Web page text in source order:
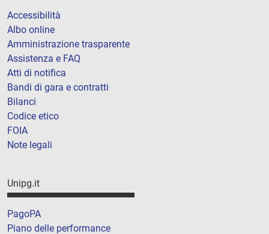
Accessibilità
Albo online
Amministrazione trasparente
Assistenza e FAQ
Atti di notifica
Bandi di gara e contratti
Bilanci
Codice etico
FOIA
Note legali
Unipg.it
PagoPA
Piano delle performance